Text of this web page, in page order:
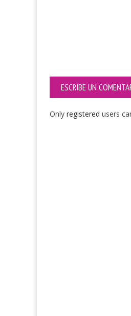
ESCRIBE UN
Only registered users